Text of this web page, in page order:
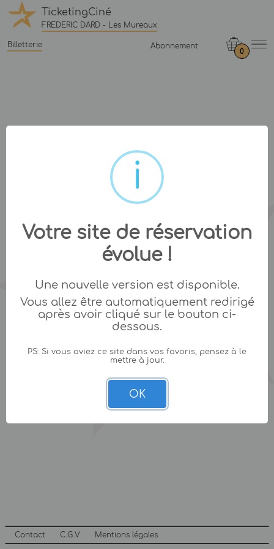
TicketingCiné
FREDERIC DARD - Les Mureaux
Billetterie Abonnement
0
Contact C.G.V Mentions légales
Votre site de réservation
évolue !
Une nouvelle version est disponible.
Vous allez être automatiquement redirigé
après avoir cliqué sur le bouton ci-
dessous.
PS: Si vous aviez ce site dans vos favoris, pensez à le
mettre à jour.
OK